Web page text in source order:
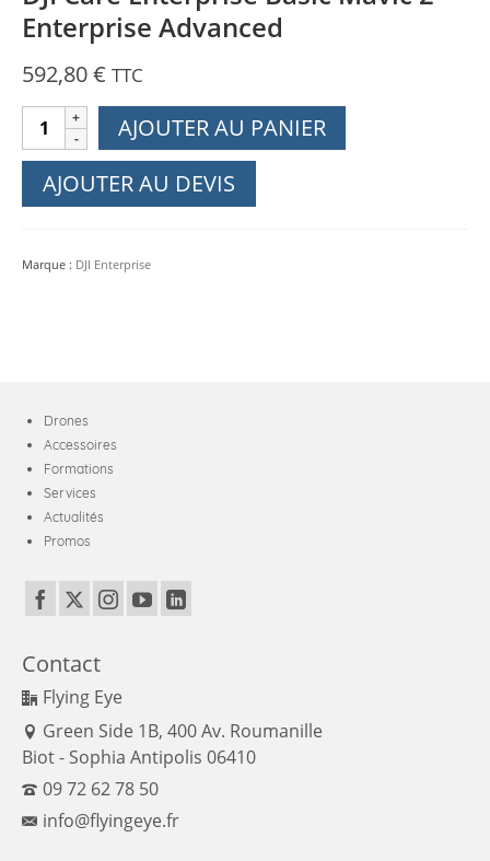
Enterprise Advanced
592,80€ TTC
quantité
de
Care
Mavic
AJOUTER AU PANIER
AJOUTER AU DEVIS
Marque : DJI Enterprise
Drones
Accessoires
Formations
Services
Actualités
Promos
Contact
Flying Eye
Green Side 1B, 400 Av. Roumanille
Biot - Sophia Antipolis 06410
09 72 62 78 50
info@flyingeye.fr